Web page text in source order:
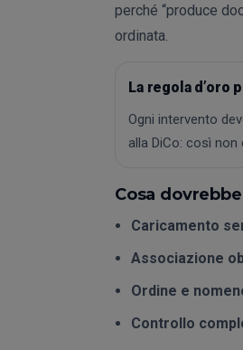
perché “produce
ordinata.
La regola d’oro
Ogni intervento
alla DiCo: così
Cosa
Caricamento
Associazione
Ordine e
Controllo